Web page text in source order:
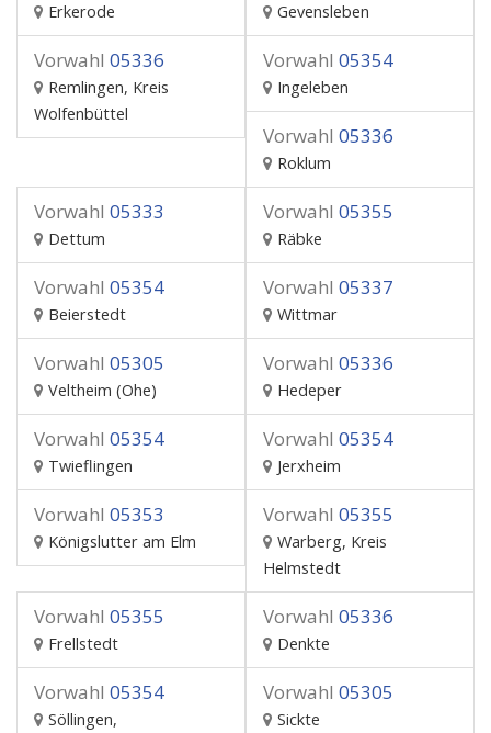
Erkerode Gevensleben
Vorwahl 05336
Remlingen, Kreis
Wolfenbüttel
Vorwahl 05354
Ingeleben
Vorwahl 05336
Roklum
Vorwahl 05333
Dettum
Vorwahl 05355
Räbke
Vorwahl 05354
Beierstedt
Vorwahl 05337
Wittmar
Vorwahl 05305
Veltheim (Ohe)
Vorwahl 05336
Hedeper
Vorwahl 05354
Twieflingen
Vorwahl 05354
Jerxheim
Vorwahl 05353
Königslutter am Elm
Vorwahl 05355
Warberg, Kreis
Helmstedt
Vorwahl 05355
Frellstedt
Vorwahl 05336
Denkte
Vorwahl 05354
Söllingen,
Vorwahl 05305
Sickte